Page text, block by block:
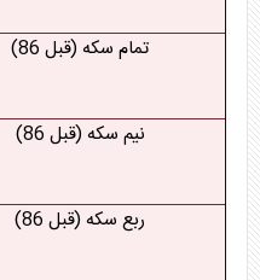
تمام سکه (قبل 86)
نیم سکه (قبل 86)
ربع سکه (قبل 86)